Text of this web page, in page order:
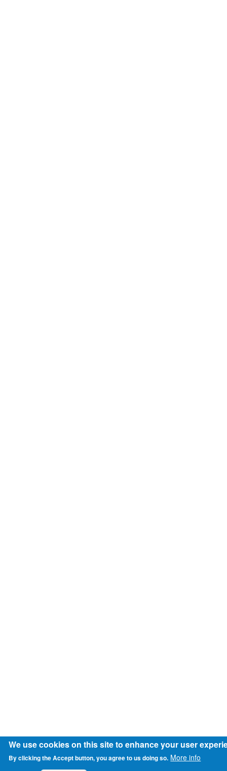
We use cookies on this site to enhance your user
By clicking the Accept button, you agree to us doing so. More info